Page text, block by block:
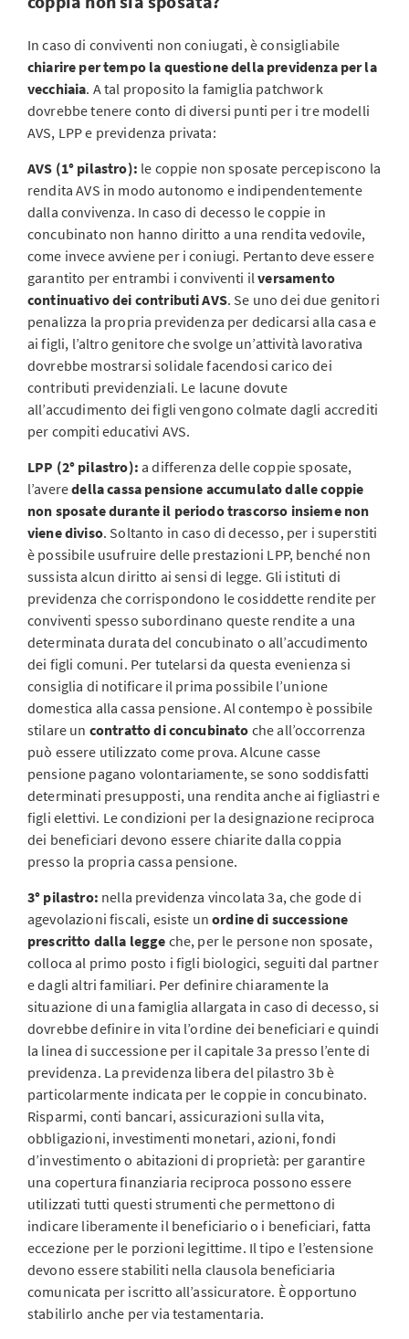
In caso di conviventi non coniugati, è consigliabile
chiarire per tempo la questione della previdenza per la
vecchiaia. A tal proposito la famiglia patchwork
dovrebbe tenere conto di diversi punti per i tre modelli
AVS, LPP e previdenza privata:
AVS (1° pilastro): le coppie non sposate percepiscono la
rendita AVS in modo autonomo e indipendentemente
dalla convivenza. In caso di decesso le coppie in
concubinato non hanno diritto a una rendita vedovile,
come invece avviene per i coniugi. Pertanto deve essere
garantito per entrambi i conviventi ilversamento
continuativo dei contributi AVS. Se uno dei due genitori
penalizza la propria previdenza per dedicarsi alla casa e
ai figli, l’altro genitore che svolge un’attività lavorativa
dovrebbe mostrarsi solidale facendosi carico dei
contributi previdenziali. Le lacune dovute
all’accudimento dei figli vengono colmate dagli accrediti
per compiti educativi AVS.
LPP (2° pilastro):a differenza delle coppie sposate,
l’averedella cassa pensione accumulato dalle coppie
non sposate durante il periodo trascorso insieme non
viene diviso. Soltanto in caso di decesso, per i superstiti
è possibile usufruire delle prestazioni LPP, benché non
sussista alcun diritto ai sensi di legge. Gli istituti di
previdenza che corrispondono le cosiddette rendite per
conviventi spesso subordinano queste rendite a una
determinata durata del concubinato o all’accudimento
dei figli comuni. Per tutelarsi da questa evenienza si
consiglia di notificare il prima possibile l’unione
domestica alla cassa pensione. Al contempo è possibile
stilare un contratto di concubinato che all’occorrenza
può essere utilizzato come prova. Alcune casse
pensione pagano volontariamente, se sono soddisfatti
determinati presupposti, una rendita anche ai figliastri e
figli elettivi. Le condizioni per la designazione reciproca
dei beneficiari devono essere chiarite dalla coppia
presso la propria cassa pensione.
3° pilastro: nella previdenza vincolata 3a, che gode di
agevolazioni fiscali, esiste unordine di successione
prescritto dalla legge che, per le persone non sposate,
colloca al primo posto i figli biologici, seguiti dal partner
e dagli altri familiari. Per definire chiaramente la
situazione di una famiglia allargata in caso di decesso, si
dovrebbe definire in vita l’ordine dei beneficiari e quindi
la linea di successione per il capitale 3a presso l’ente di
previdenza. La previdenza libera del pilastro 3b è
particolarmente indicata per le coppie in concubinato.
Risparmi, conti bancari, assicurazioni sulla vita,
obbligazioni, investimenti monetari, azioni, fondi
d’investimento o abitazioni di proprietà: per garantire
una copertura finanziaria reciproca possono essere
utilizzati tutti questi strumenti che permettono di
indicare liberamente il beneficiario o i beneficiari, fatta
eccezione per le porzioni legittime. Il tipo e l’estensione
devono essere stabiliti nella clausola beneficiaria
comunicata per iscritto all’assicuratore. È opportuno
stabilirlo anche per via testamentaria.